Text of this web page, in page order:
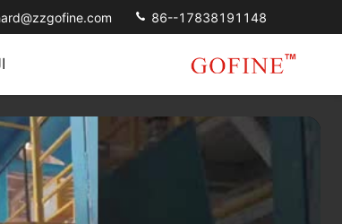
86--17838191148